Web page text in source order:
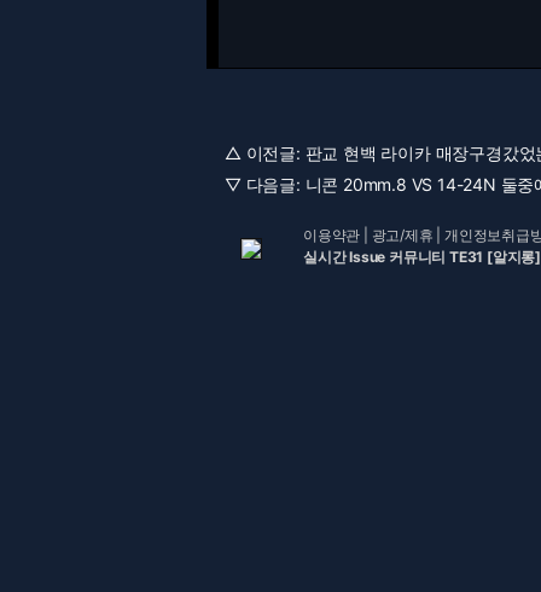
△ 이전글: 판교 현백 라이카 매장구경갔
▽ 다음글: 니콘 20mm.8 VS 14-24N 둘중
이용약관 광고/제휴 |개인정보취급
실시간 Issue 커뮤니티 TE31 [알지